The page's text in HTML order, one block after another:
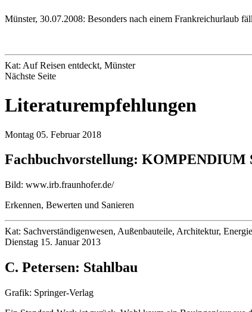
Münster, 30.07.2008: Besonders nach einem Frankreichurlaub
Kat: Auf Reisen entdeckt, Münster
Nächste Seite
Literaturempfehlungen
Montag 05. Februar 2018
Fachbuchvorstellung: KOMPENDIUM
Bild: www.irb.fraunhofer.de/
Erkennen, Bewerten und Sanieren
Kat: Sachverständigenwesen, Außenbauteile, Architektur, Energie
Dienstag 15. Januar 2013
C. Petersen: Stahlbau
Grafik: Springer-Verlag